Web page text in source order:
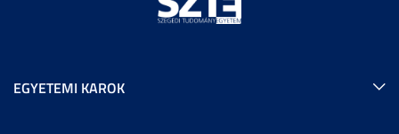
EGYETEMI KAROK